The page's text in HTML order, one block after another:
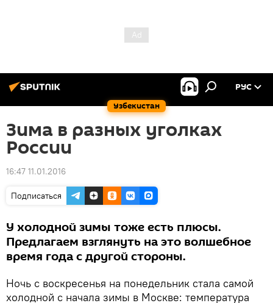
Узбекистан
РУС
Зима в разных уголках
России
16:47 11.01.2016
Подписаться
У холодной зимы тоже есть плюсы.
Предлагаем взглянуть на это волшебное
время года с другой стороны.
Ночь с воскресенья на понедельник стала самой
холодной с начала зимы в Москве: температура